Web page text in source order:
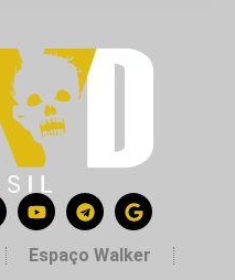
Espaço Walker